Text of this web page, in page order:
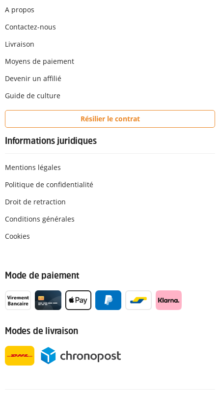
A propos
Contactez-nous
Livraison
Moyens de paiement
Devenir un affilié
Guide de culture
Résilier le contrat
Informations juridiques
Mentions légales
Politique de confidentialité
Droit de retraction
Conditions générales
Cookies
Mode de paiement
Modes de livraison